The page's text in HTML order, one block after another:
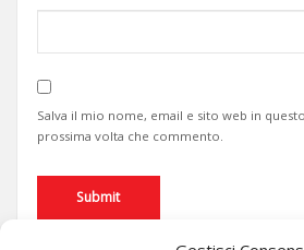
Salva il mio nome, email e sito web in
prossima volta che commento.